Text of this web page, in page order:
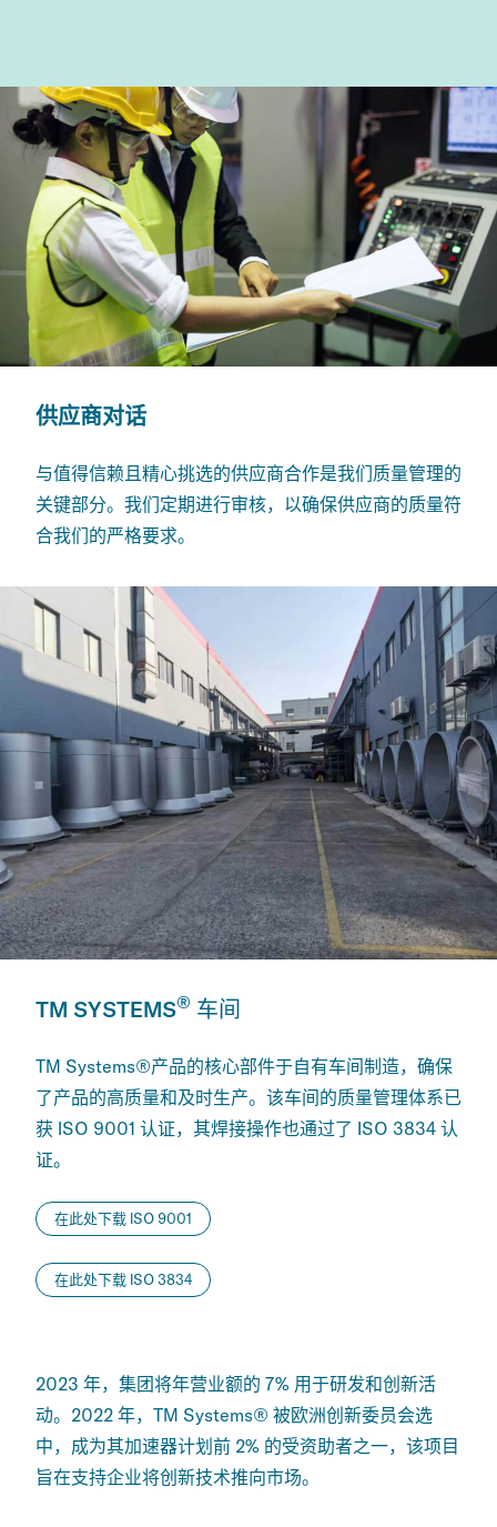
供应商对话
与值得信赖且精心挑选的供应商合作是我们质量管理的
关键部分。我们定期进行审核，以确保供应商的质量符
合我们的严格要求。
TM SYSTEMS® 车间
TM Systems®产品的核心部件于自有车间制造，确保
了产品的高质量和及时生产。该车间的质量管理体系已
获 ISO 9001 认证，其焊接操作也通过了 ISO 3834 认
证。
在此处下载 ISO 9001
在此处下载 ISO 3834
2023 年，集团将年营业额的 7% 用于研发和创新活
动。2022 年，TM Systems® 被欧洲创新委员会选
中，成为其加速器计划前 2% 的受资助者之一，该项目
旨在支持企业将创新技术推向市场。